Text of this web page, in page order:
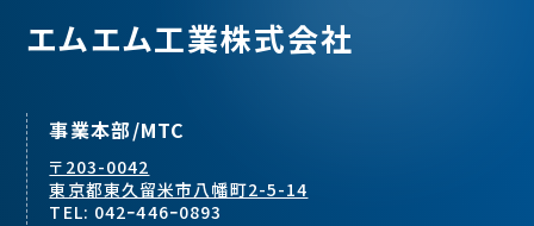
エムエム工業株式会社
事業本部/MTC
〒203-0042
東京都東久留米市八幡町2-5-14
TEL: 042ｰ446ｰ0893